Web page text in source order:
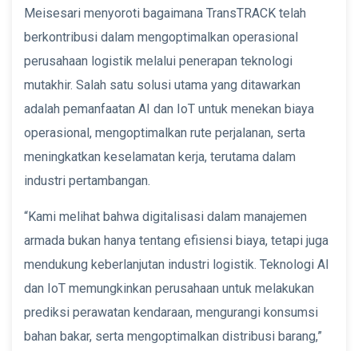
Meisesari menyoroti bagaimana TransTRACK telah
berkontribusi dalam mengoptimalkan operasional
perusahaan logistik melalui penerapan teknologi
mutakhir. Salah satu solusi utama yang ditawarkan
adalah pemanfaatan AI dan IoT untuk menekan biaya
operasional, mengoptimalkan rute perjalanan, serta
meningkatkan keselamatan kerja, terutama dalam
industri pertambangan.
“Kami melihat bahwa digitalisasi dalam manajemen
armada bukan hanya tentang efisiensi biaya, tetapi juga
mendukung keberlanjutan industri logistik. Teknologi AI
dan IoT memungkinkan perusahaan untuk melakukan
prediksi perawatan kendaraan, mengurangi konsumsi
bahan bakar, serta mengoptimalkan distribusi barang,”